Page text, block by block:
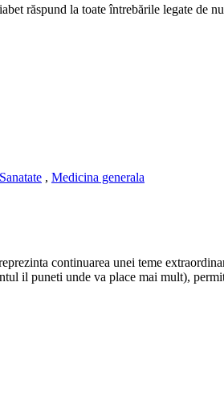
răspund la toate întrebările legate de
, Medicina generala
continuarea unei teme
il puneti unde va place mai mult),